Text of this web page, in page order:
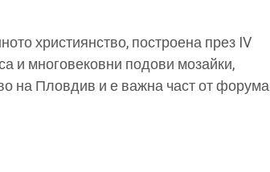
християнство, построена през IV
и многовековни подови мозайки,
на Пловдив и е важна част от форума